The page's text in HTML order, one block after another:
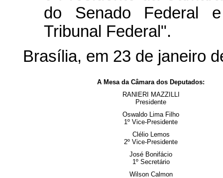
do Senado Federal
Tribunal Federal".
Brasília, em 23 de janeiro
A Mesa da Câmara dos Deputados:
RANIERI MAZZILLI
Presidente
Oswaldo Lima Filho
1º Vice-Presidente
Clélio Lemos
2º Vice-Presidente
José Bonifácio
1º Secretário
Wilson Calmon